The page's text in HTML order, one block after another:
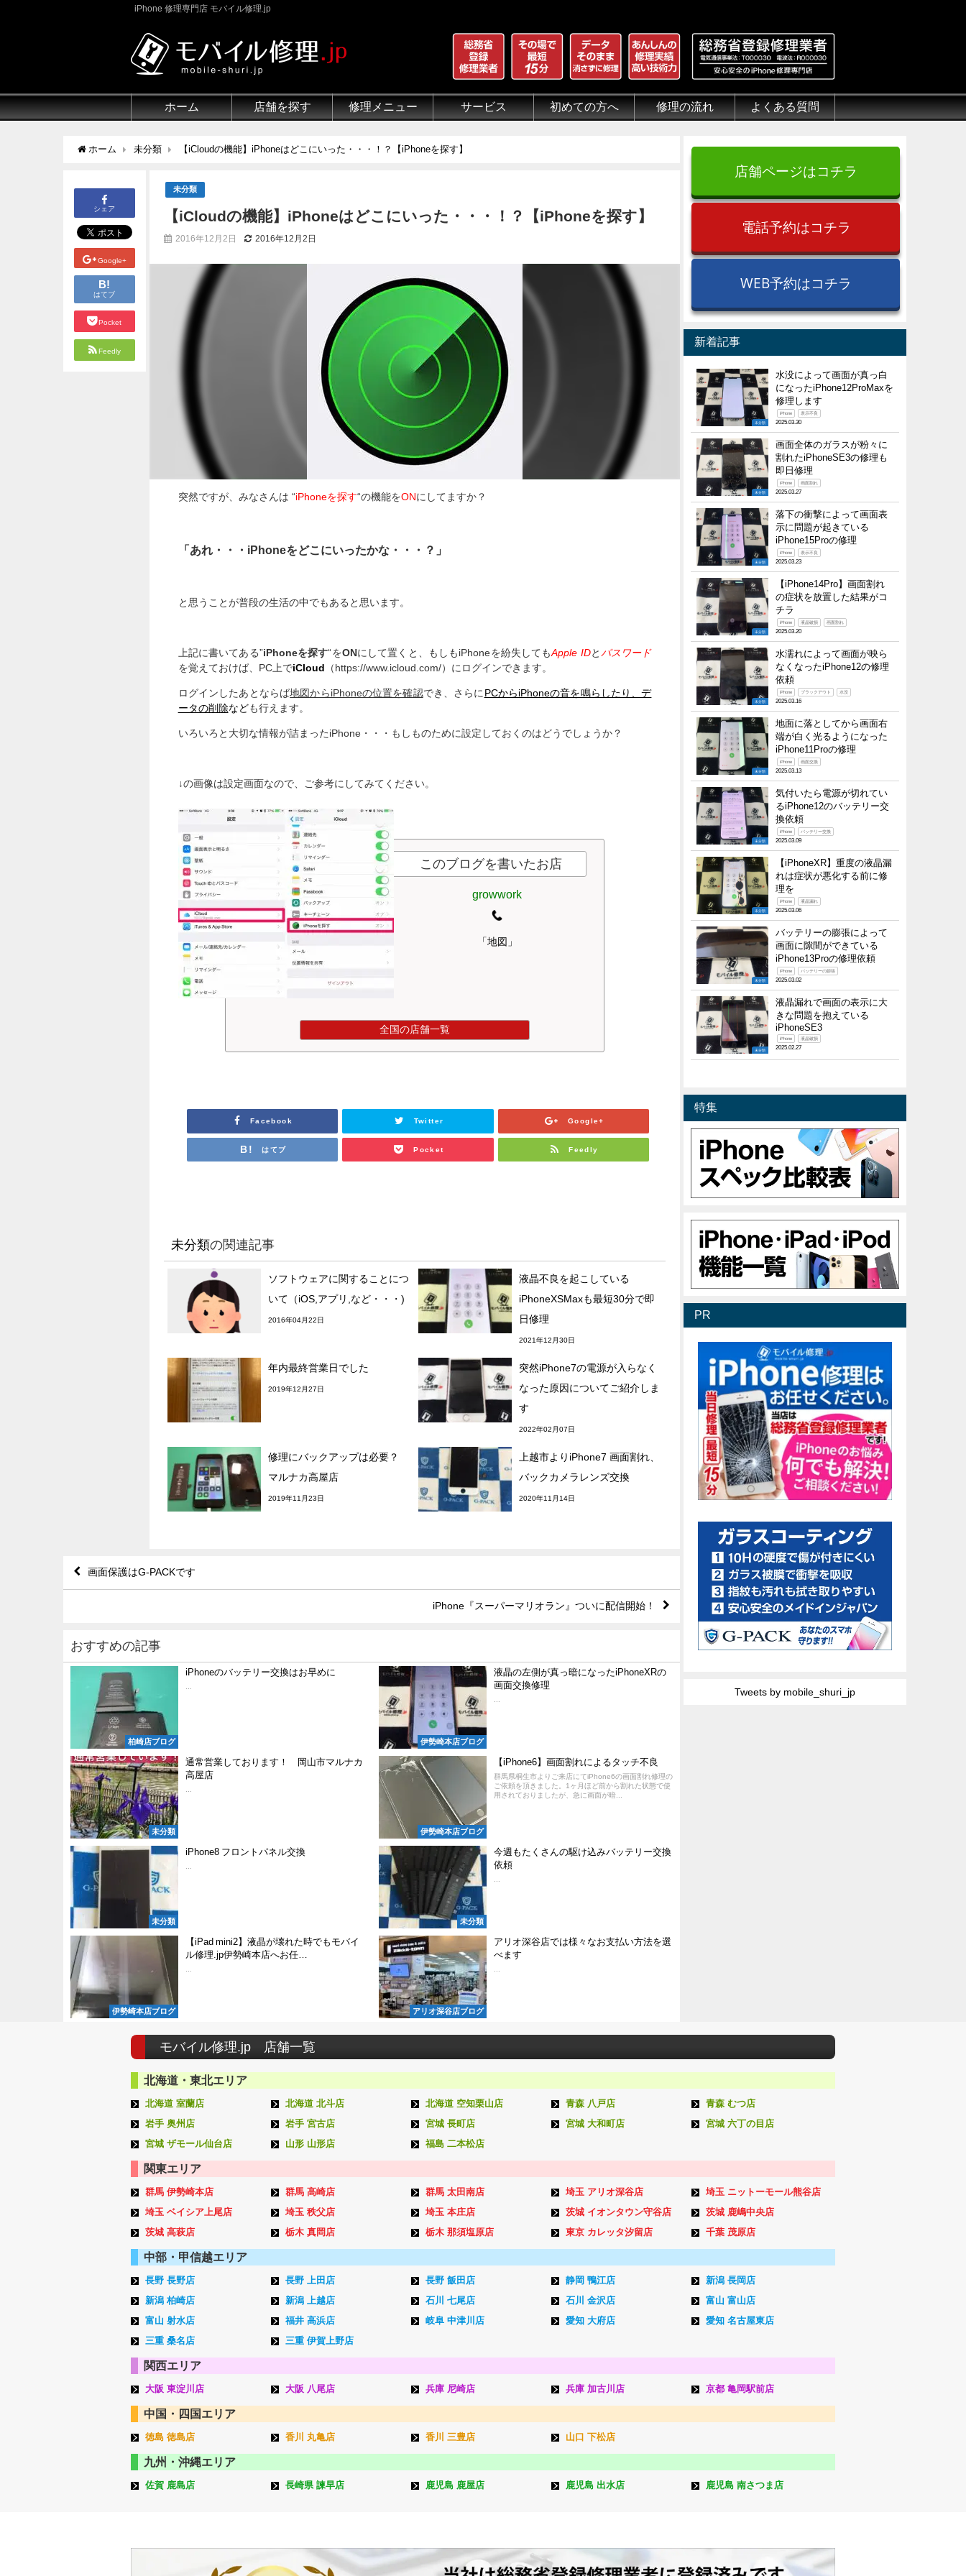
iPhone 修理専門店 モバイル修理.jp
ホーム 店舗を探す 修理メニュー サービス 初めての方へ 修理の流れ よくある質問
ホーム 未分類 【iCloudの機能】iPhoneはどこにいった・・・！？【iPhoneを探す】
シェア
Google+
B!
はてブ
Pocket
Feedly
未分類
【iCloudの機能】iPhoneはどこにいった・・・！？【iPhoneを探す】
2016年12月2日 2016年12月2日
突然ですが、みなさんは “iPhoneを探す“の機能をONにしてますか？
「あれ・・・iPhoneをどこにいったかな・・・？」
と思うことが普段の生活の中でもあると思います。
上記に書いてある”iPhoneを探す“をON にして置くと、もしもiPhoneを紛失してもApple IDと パスワード
を覚えておけば、PC上でiCloud （https://www.icloud.com/）にログインできます。
ログインしたあとならば地図からiPhoneの位置を確認でき、さらに PCからiPhoneの音を鳴らしたり、デ
ータの削除なども行えます。
いろいろと大切な情報が詰まったiPhone・・・もしものために設定しておくのはどうでしょうか？
↓の画像は設定画面なので、ご参考にしてみてください。
このブログを書いたお店
growwork
「地図」
全国の店舗一覧
Facebook Twitter Google+
はてブ Pocket Feedly
未分類の関連記事
ソフトウェアに関することにつ
いて（iOS,アプリ,など・・・)
2016年04月22日
液晶不良を起こしている
iPhoneXSMaxも最短30分で即
日修理
2021年12月30日
年内最終営業日でした
2019年12月27日
突然iPhone7の電源が入らなく
なった原因についてご紹介しま
す
2022年02月07日
修理にバックアップは必要？
マルナカ高屋店
2019年11月23日
上越市よりiPhone7 画面割れ、
バックカメラレンズ交換
2020年11月14日
画面保護はG-PACKです
iPhone『スーパーマリオラン』ついに配信開始！
おすすめの記事
柏崎店ブログ
iPhoneのバッテリー交換はお早めに
伊勢崎本店ブログ
液晶の左側が真っ暗になったiPhoneXRの
画面交換修理
未分類
通常営業しております！ 岡山市マルナカ
高屋店
伊勢崎本店ブログ
【iPhone6】画面割れによるタッチ不良
群馬県桐生市よりご来店にてiPhone6の画面割れ修理の
ご依頼を頂きました。1ヶ月ほど前から割れた状態で使
用されておりましたが、急に画面が暗...
未分類
iPhone8 フロントパネル交換
未分類
今週もたくさんの駆け込みバッテリー交換
依頼
伊勢崎本店ブログ
【iPad mini2】液晶が壊れた時でもモバイ
ル修理.jp伊勢崎本店へお任…
アリオ深谷店ブログ
アリオ深谷店では様々なお支払い方法を選
べます
店舗ページはコチラ
電話予約はコチラ
WEB予約はコチラ
新着記事
未分類
水没によって画面が真っ白
になったiPhone12ProMaxを
修理します
iPhone 表示不良
2025.03.30
未分類
画面全体のガラスが粉々に
割れたiPhoneSE3の修理も
即日修理
iPhone 画面割れ
2025.03.27
未分類
落下の衝撃によって画面表
示に問題が起きている
iPhone15Proの修理
iPhone 表示不良
2025.03.23
未分類
【iPhone14Pro】画面割れ
の症状を放置した結果がコ
チラ
iPhone 液晶破損 画面割れ
2025.03.20
未分類
水濡れによって画面が映ら
なくなったiPhone12の修理
依頼
iPhone ブラックアウト 水没
2025.03.16
未分類
地面に落としてから画面右
端が白く光るようになった
iPhone11Proの修理
iPhone 画面交換
2025.03.13
未分類
気付いたら電源が切れてい
るiPhone12のバッテリー交
換依頼
iPhone バッテリー交換
2025.03.09
未分類
【iPhoneXR】重度の液晶漏
れは症状が悪化する前に修
理を
iPhone 液晶漏れ
2025.03.06
未分類
バッテリーの膨張によって
画面に隙間ができている
iPhone13Proの修理依頼
iPhone バッテリーの膨張
2025.03.02
未分類
液晶漏れで画面の表示に大
きな問題を抱えている
iPhoneSE3
iPhone 液晶破損
2025.02.27
特集
PR
Tweets by mobile_shuri_jp
モバイル修理.jp 店舗一覧
北海道・東北エリア
北海道 室蘭店 北海道 北斗店 北海道 空知栗山店 青森 八戸店
青森 むつ店
岩手 奥州店
岩手 宮古店 宮城 長町店 宮城 大和町店
宮城 六丁の目店
宮城 ザモール仙台店
山形 山形店 福島 二本松店
関東エリア
群馬 伊勢崎本店 群馬 高崎店 群馬 太田南店 埼玉 アリオ深谷店
埼玉 ニットーモール熊谷店
埼玉 ベイシア上尾店
埼玉 秩父店 埼玉 本庄店 茨城 イオンタウン守谷店
茨城 鹿嶋中央店
茨城 高萩店
栃木 真岡店 栃木 那須塩原店 東京 カレッタ汐留店 千葉 茂原店
中部・甲信越エリア
長野 長野店 長野 上田店 長野 飯田店 静岡 鴨江店
新潟 長岡店
新潟 柏崎店
新潟 上越店 石川 七尾店 石川 金沢店
富山 富山店
富山 射水店
福井 高浜店 岐阜 中津川店 愛知 大府店
愛知 名古屋東店
三重 桑名店
三重 伊賀上野店
関西エリア
大阪 東淀川店 大阪 八尾店 兵庫 尼崎店 兵庫 加古川店 京都 亀岡駅前店
中国・四国エリア
徳島 徳島店 香川 丸亀店 香川 三豊店 山口 下松店
九州・沖縄エリア
佐賀 鹿島店 長崎県 諫早店 鹿児島 鹿屋店 鹿児島 出水店 鹿児島 南さつま店